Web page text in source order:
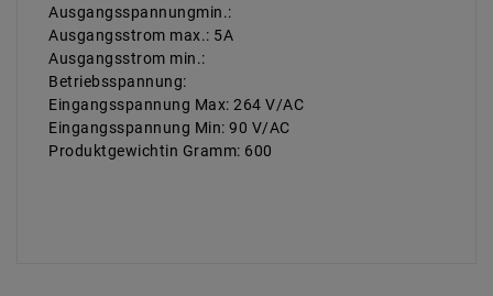
Ausgangsspannungmin.:
Ausgangsstrom max.: 5A
Ausgangsstrom min.:
Betriebsspannung:
Eingangsspannung Max: 264 V/AC
Eingangsspannung Min: 90 V/AC
Produktgewichtin Gramm: 600